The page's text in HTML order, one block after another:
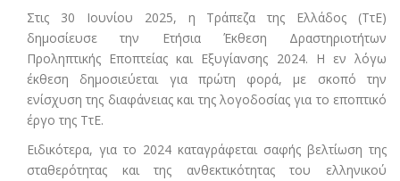
Στις 30 Ιουνίου 2025, η Τράπεζα της Ελλάδος (ΤτΕ)
δημοσίευσε την Ετήσια Έκθεση Δραστηριοτήτων
Προληπτικής Εποπτείας και Εξυγίανσης 2024. Η εν λόγω
έκθεση δημοσιεύεται για πρώτη φορά, με σκοπό την
ενίσχυση της διαφάνειας και της λογοδοσίας για το εποπτικό
έργο της ΤτΕ.
Ειδικότερα, για το 2024 καταγράφεται σαφής βελτίωση της
σταθερότητας και της ανθεκτικότητας του ελληνικού